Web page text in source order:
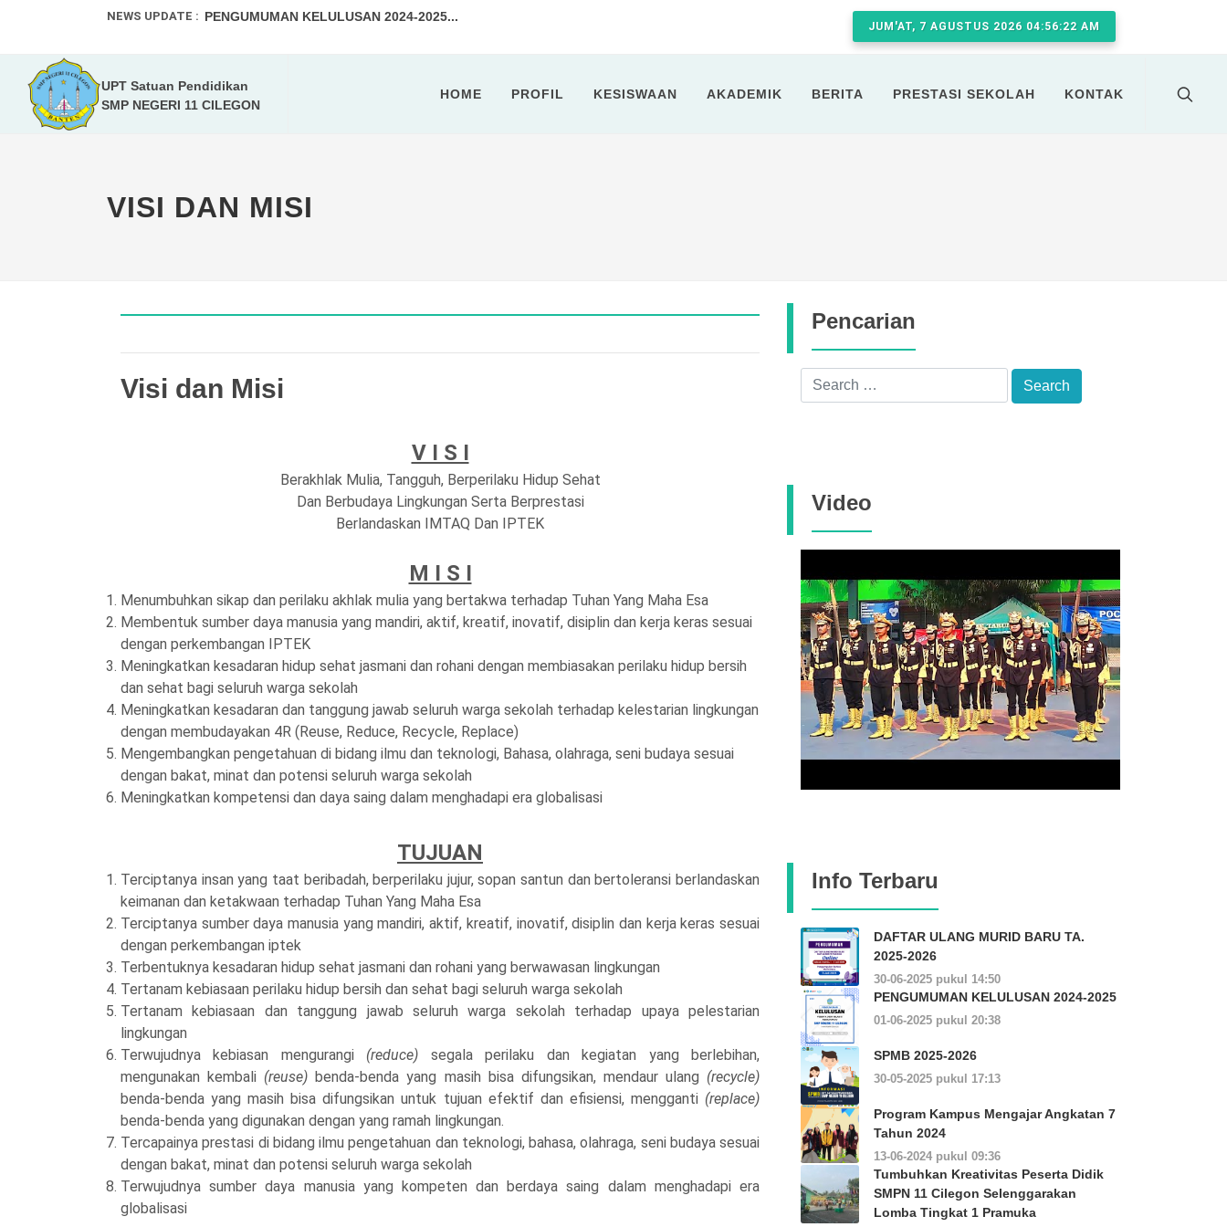
NEWS UPDATE : PENGUMUMAN KELULUSAN 2024-2025...
Program Kampus Mengajar Angkatan 7 Tahun 2024...
Walikota dan Kadis Pendidikan Kota Cilegon Kunjungi SMPN 11 ...
KEJUARAAN OLAHRAGA PRESTASI 2022...
DAFTAR ULANG MURID BARU TA. 2025-2026...
JUM'AT, 7 AGUSTUS 2026 04:56:22 AM
UPT Satuan Pendidikan
SMP NEGERI 11 CILEGON
HOME PROFIL KESISWAAN AKADEMIK BERITA PRESTASI SEKOLAH KONTAK
VISI DAN MISI
Visi dan Misi
V I S I
Berakhlak Mulia, Tangguh, Berperilaku Hidup Sehat
Dan Berbudaya Lingkungan Serta Berprestasi
Berlandaskan IMTAQ Dan IPTEK
M I S I
Menumbuhkan sikap dan perilaku akhlak mulia yang bertakwa terhadap Tuhan Yang Maha Esa
Membentuk sumber daya manusia yang mandiri, aktif, kreatif, inovatif, disiplin dan kerja keras sesuai
dengan perkembangan IPTEK
Meningkatkan kesadaran hidup sehat jasmani dan rohani dengan membiasakan perilaku hidup bersih
dan sehat bagi seluruh warga sekolah
Meningkatkan kesadaran dan tanggung jawab seluruh warga sekolah terhadap kelestarian lingkungan
dengan membudayakan 4R (Reuse, Reduce, Recycle, Replace)
Mengembangkan pengetahuan di bidang ilmu dan teknologi, Bahasa, olahraga, seni budaya sesuai
dengan bakat, minat dan potensi seluruh warga sekolah
Meningkatkan kompetensi dan daya saing dalam menghadapi era globalisasi
TUJUAN
Terciptanya insan yang taat beribadah, berperilaku jujur, sopan santun dan bertoleransi berlandaskan
keimanan dan ketakwaan terhadap Tuhan Yang Maha Esa
Terciptanya sumber daya manusia yang mandiri, aktif, kreatif, inovatif, disiplin dan kerja keras sesuai
dengan perkembangan iptek
Terbentuknya kesadaran hidup sehat jasmani dan rohani yang berwawasan lingkungan
Tertanam kebiasaan perilaku hidup bersih dan sehat bagi seluruh warga sekolah
Tertanam kebiasaan dan tanggung jawab seluruh warga sekolah terhadap upaya pelestarian
lingkungan
Terwujudnya kebiasan mengurangi (reduce) segala perilaku dan kegiatan yang berlebihan,
mengunakan kembali (reuse) benda-benda yang masih bisa difungsikan, mendaur ulang (recycle)
benda-benda yang masih bisa difungsikan untuk tujuan efektif dan efisiensi, mengganti (replace)
benda-benda yang digunakan dengan yang ramah lingkungan.
Tercapainya prestasi di bidang ilmu pengetahuan dan teknologi, bahasa, olahraga, seni budaya sesuai
dengan bakat, minat dan potensi seluruh warga sekolah
Terwujudnya sumber daya manusia yang kompeten dan berdaya saing dalam menghadapi era
globalisasi
Pencarian
Video
Info Terbaru
DAFTAR ULANG MURID BARU TA.
2025-2026
30-06-2025 pukul 14:50
PENGUMUMAN KELULUSAN 2024-2025
01-06-2025 pukul 20:38
SPMB 2025-2026
30-05-2025 pukul 17:13
Program Kampus Mengajar Angkatan 7
Tahun 2024
13-06-2024 pukul 09:36
Tumbuhkan Kreativitas Peserta Didik
SMPN 11 Cilegon Selenggarakan
Lomba Tingkat 1 Pramuka